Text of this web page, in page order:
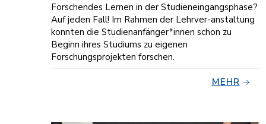
Forschendes Lernen in der Studieneingangsphase?
Auf jeden Fall! Im Rahmen der Lehrver-anstaltung
konnten die Studienanfänger*innen schon zu
Beginn ihres Studiums zu eigenen
Forschungsprojekten forschen.
MEHR